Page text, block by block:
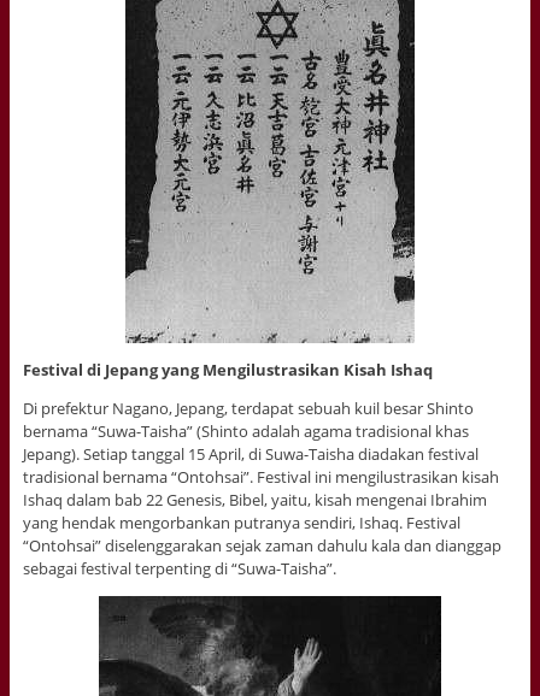
Festival di Jepang yang Mengilustrasikan Kisah Ishaq
Di prefektur Nagano, Jepang, terdapat sebuah kuil besar Shinto
bernama “Suwa-Taisha” (Shinto adalah agama tradisional khas
Jepang). Setiap tanggal 15 April, di Suwa-Taisha diadakan festival
tradisional bernama “Ontohsai”. Festival ini mengilustrasikan kisah
Ishaq dalam bab 22 Genesis, Bibel, yaitu, kisah mengenai Ibrahim
yang hendak mengorbankan putranya sendiri, Ishaq. Festival
“Ontohsai” diselenggarakan sejak zaman dahulu kala dan dianggap
sebagai festival terpenting di “Suwa-Taisha”.